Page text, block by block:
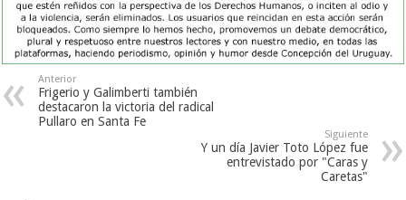
Anterior
Frigerio y Galimberti también
destacaron la victoria del radical
Pullaro en Santa Fe
Siguiente
Y un día Javier Toto López fue
entrevistado por "Caras y
Caretas"